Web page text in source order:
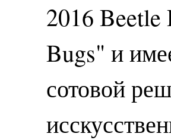
2016 Beetle
Bugs" и
сотовой